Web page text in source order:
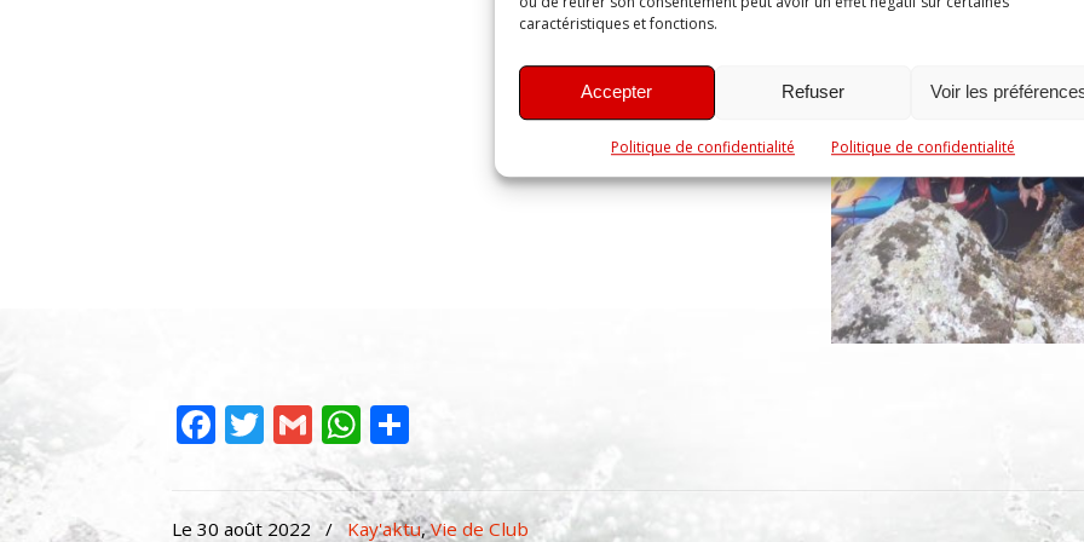
caractéristiques et fonctions.
Accepter Refuser Voir les
Politique de confidentialité Politique de confidentialité
Facebook
Twitter
GmailWhatsApp
Le 30 août 2022 / Kay'aktu,Vie de Club